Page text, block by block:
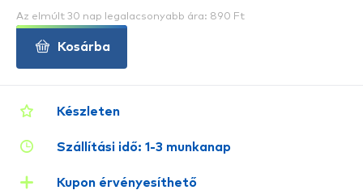
Készleten
Szállítási idő: 1-3 munkanap
Kupon érvényesíthető
Az elmúlt 30 nap legalacsonyabb ára: 890 Ft
Kosárba